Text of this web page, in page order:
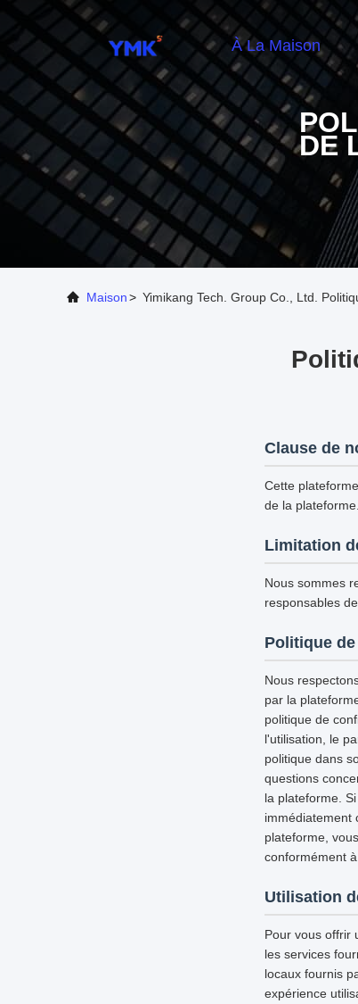
À La Maison
DE
Maison> Yimikang Tech. Group Co., Ltd.
Clause de
Cette
de la plateforme.
Limitation
Nous sommes
responsables
Politique
Nous
par la
politique de
l'utilisation, le
politique dans
questions
la plateforme.
immédiatement
plateforme,
conformément
Utilisation
Pour vous offrir
les services
locaux fournis
expérience